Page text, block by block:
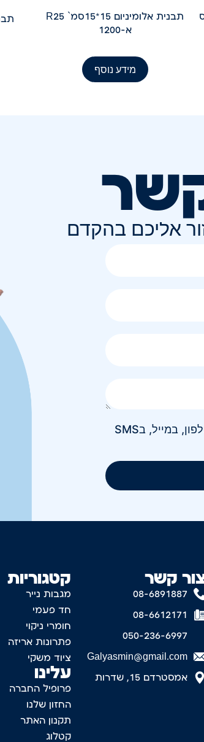
תבנית אלומיניום 15*15סמ` R25
א-1200
מידע נוסף
אליכם בהקדם
אני מאשר/ת קבלת חומר פרסומי בטלפון, במייל, בSMS
קטגוריות
מגבות נייר
חד פעמי
חומרי ניקוי
פתרונות אריזה
ציוד משקי
עלינו
פרופיל החברה
החזון שלנו
תקנון האתר
קטלוג
קשר
08-6891887
08-6612171
050-236-6997
Galyasmin@gmail.com
אמסטרדם 15, שדרות